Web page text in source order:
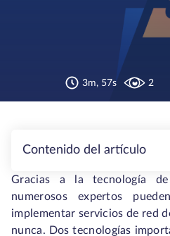
3m, 57s 2
Contenido del artículo
Gracias a la tecnología
numerosos expertos
implementar servicios de red
nunca. Dos tecnologías